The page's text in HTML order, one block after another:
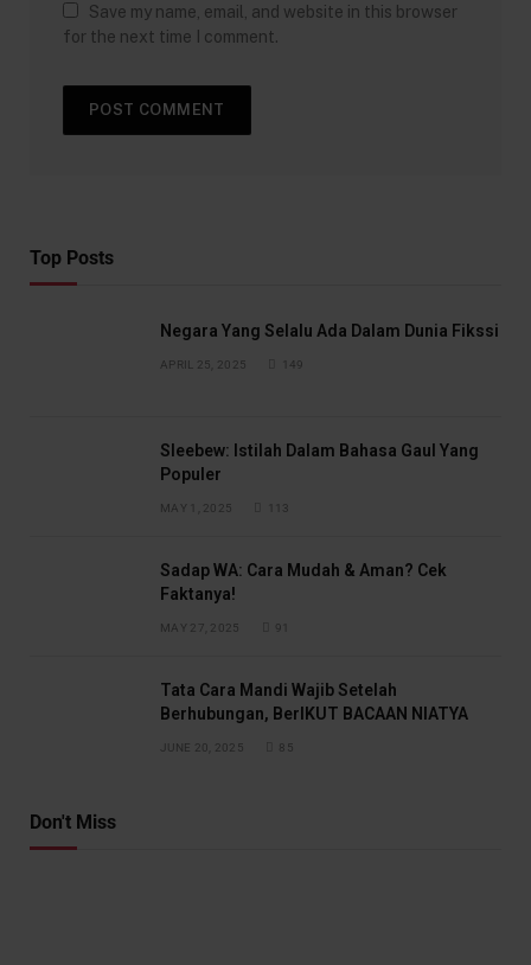
Save my name, email, and website in this browser
for the next time I comment.
Top Posts
Negara Yang Selalu Ada Dalam Dunia Fikssi
APRIL 25, 2025 149
Sleebew: Istilah Dalam Bahasa Gaul Yang
Populer
MAY 1, 2025 113
Sadap WA: Cara Mudah & Aman? Cek
Faktanya!
MAY 27, 2025 91
Tata Cara Mandi Wajib Setelah
Berhubungan, BerIKUT BACAAN NIATYA
JUNE 20, 2025 85
Don't Miss